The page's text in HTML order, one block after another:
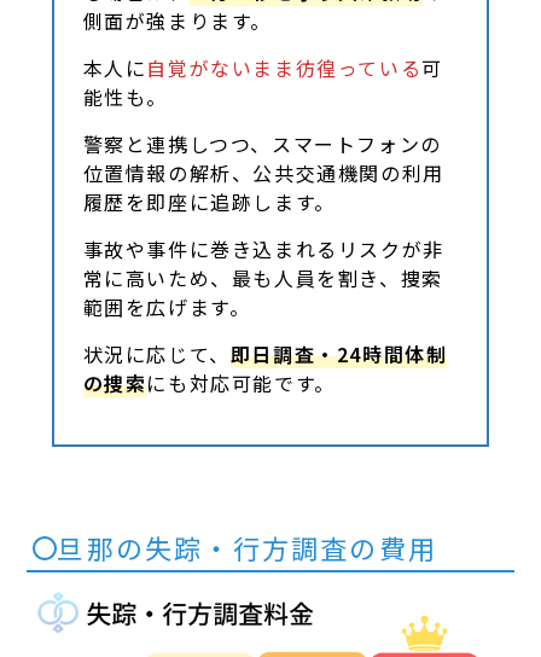
側面が強まります。
本人に自覚がないまま彷徨っている可
能性も。
警察と連携しつつ、スマートフォンの
位置情報の解析、公共交通機関の利用
履歴を即座に追跡します。
事故や事件に巻き込まれるリスクが非
常に高いため、最も人員を割き、捜索
範囲を広げます。
状況に応じて、 即日調査・24時間体制
の捜索にも対応可能です。
旦那の失踪・行方調査の費用